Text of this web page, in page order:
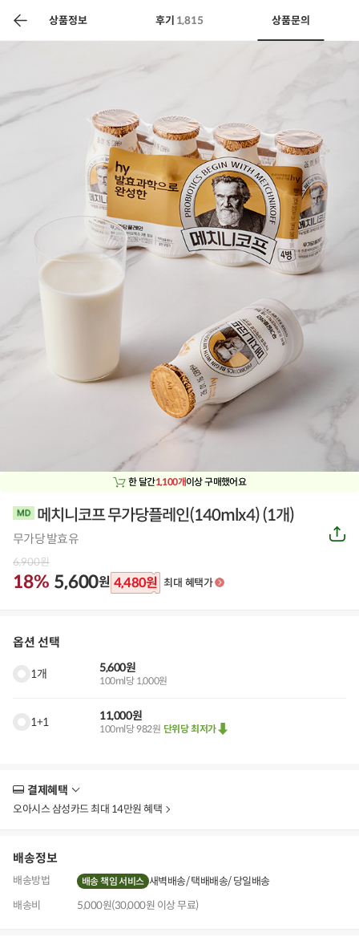
상품정보 후기 1,815 상품문의
찬들마루 주문/배송 고객센터
한 달간1,100개이상 구매했어요
메치니코프 무가당플레인(140mlx4)(1개)
무가당 발효유
6,900원
18% 5,600원 4,480원 최대 혜택가
공
유
옵션 선택
1개 5,600원
100ml당 1,000원
1+1 11,000원
100ml당 982원 단위당 최저가
결제혜택
보
오아시스 삼성카드 최대 14만원 혜택
배송정보
배송방법 배송 책임 서비스 새벽배송 택배배송 당일배송
배송비
5,000원(30,000원 이상 무료)